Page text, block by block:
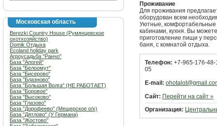
Московская область
Berezki Country House (Румянцевское
охотхозяйство)
Domik Отдыха
Ecoland holiday park
Агроусадьба "Ранчо"
База "Апогей"
База "Белоомут"
База "Бисерово"
База "Блазново"
База "Большая Волга" (НЕ РАБОТАЕТ)
База "Боровое"
База "Высоково"
База "Глазово"
База "Дорофеево" (Мещерское о/х)
База "Дятлово" (У Германа)
База "Жостово"
Проживание
Для проживания
оборудован всем
Уютные,
кабинами, кухня. Вы
приготовление пищи у
баня, с комнатой отдыха.
Телефон: +7-965-176-
05
E-mail:
Сайт: Перейти на сайт »
Организация: